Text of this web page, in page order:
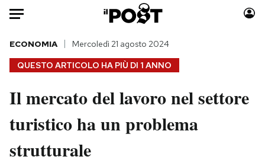
Auto
HOME
Italia
Politica
Tecnologia
Moda
Consumismi
QUESTO ARTICOLO HA PIÙ DI 1 ANNO
ECONOMIA Mercoledì 21 agosto 2024
Il mercato del lavoro nel settore
turistico ha un problema
strutturale